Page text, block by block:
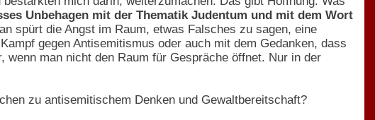
Unbehagen mit der Thematik Judentum und mit dem Wort
spürt die Angst im Raum, etwas Falsches zu sagen, eine
gegen Antisemitismus oder auch mit dem Gedanken, dass
man nicht den Raum für Gespräche öffnet. Nur in der
zu antisemitischem Denken und Gewaltbereitschaft?